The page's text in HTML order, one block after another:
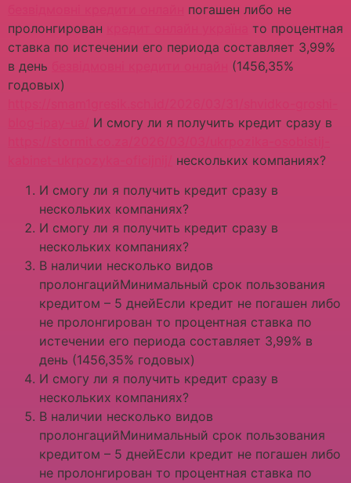
погашен либо не
пролонгирован
то процентная
ставка по истечении его периода составляет 3,99%
в день
(1456,35%
годовых)
И смогу ли я получить кредит сразу в
нескольких компаниях?
И смогу ли я получить кредит сразу в
нескольких компаниях?
И смогу ли я получить кредит сразу в
нескольких компаниях?
В наличии несколько видов
пролонгацийМинимальный срок пользования
кредитом – 5 днейЕсли кредит не погашен либо
не пролонгирован то процентная ставка по
истечении его периода составляет 3,99% в
день (1456,35% годовых)
И смогу ли я получить кредит сразу в
нескольких компаниях?
В наличии несколько видов
пролонгацийМинимальный срок пользования
кредитом – 5 днейЕсли кредит не погашен либо
не пролонгирован то процентная ставка по